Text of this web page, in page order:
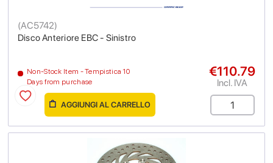
Disco Anteriore EBC - Sinistro
(AC5742)
Non-Stock Item - Tempistica 10
Days from purchase
€110.79
Incl. IVA
AGGIUNGI AL CARRELLO